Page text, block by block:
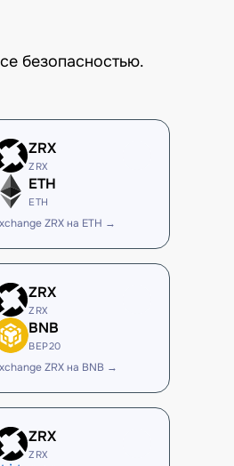
безопасностью.
ZRX
ZRX
ETH
ETH
ZRX на ETH →
ZRX
ZRX
BNB
BEP20
ZRX на BNB →
ZRX
ZRX